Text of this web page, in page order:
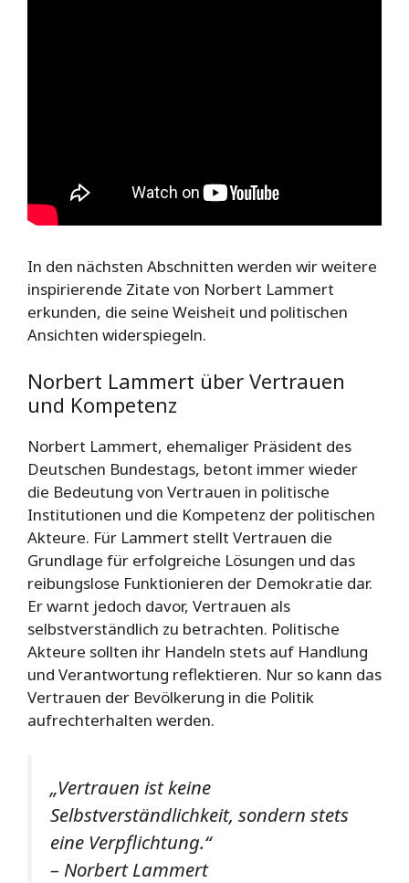
In den nächsten Abschnitten werden wir weitere
inspirierende Zitate von Norbert Lammert
erkunden, die seine Weisheit und politischen
Ansichten widerspiegeln.
Norbert Lammert über Vertrauen
und Kompetenz
Norbert Lammert, ehemaliger Präsident des
Deutschen Bundestags, betont immer wieder
die Bedeutung von Vertrauen in politische
Institutionen und die Kompetenz der politischen
Akteure. Für Lammert stellt Vertrauen die
Grundlage für erfolgreiche Lösungen und das
reibungslose Funktionieren der Demokratie dar.
Er warnt jedoch davor, Vertrauen als
selbstverständlich zu betrachten. Politische
Akteure sollten ihr Handeln stets auf Handlung
und Verantwortung reflektieren. Nur so kann das
Vertrauen der Bevölkerung in die Politik
aufrechterhalten werden.
„Vertrauen ist keine
Selbstverständlichkeit, sondern stets
eine Verpflichtung.“
– Norbert Lammert